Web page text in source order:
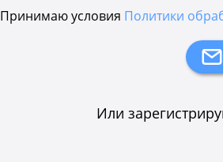
Принимаю условия Политики
Или